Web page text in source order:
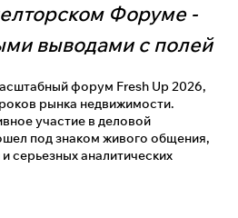
Форуме -
выводами с полей
форум Fresh Up 2026,
рынка недвижимости.
участие в деловой
под знаком живого общения,
серьезных аналитических